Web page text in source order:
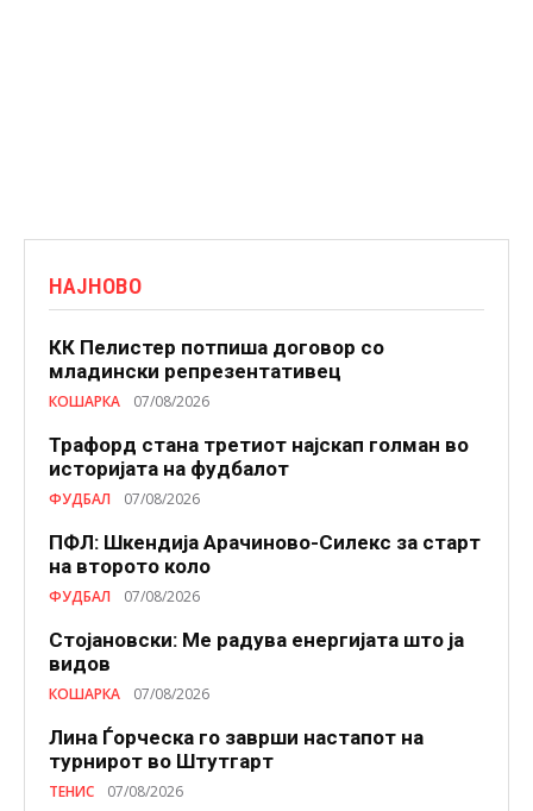
НАЈНОВО
КК Пелистер потпиша договор со
младински репрезентативец
КОШАРКА 07/08/2026
Трафорд стана третиот најскап голман во
историјата на фудбалот
ФУДБАЛ 07/08/2026
ПФЛ: Шкендија Арачиново-Силекс за старт
на второто коло
ФУДБАЛ 07/08/2026
Стојановски: Ме радува енергијата што ја
видов
КОШАРКА 07/08/2026
Лина Ѓорческа го заврши настапот на
турнирот во Штутгарт
ТЕНИС 07/08/2026